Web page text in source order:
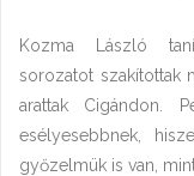
Kozma László
sorozatot szakítottak
arattak Cigándon.
esélyesebbnek,
győzelmük is van,